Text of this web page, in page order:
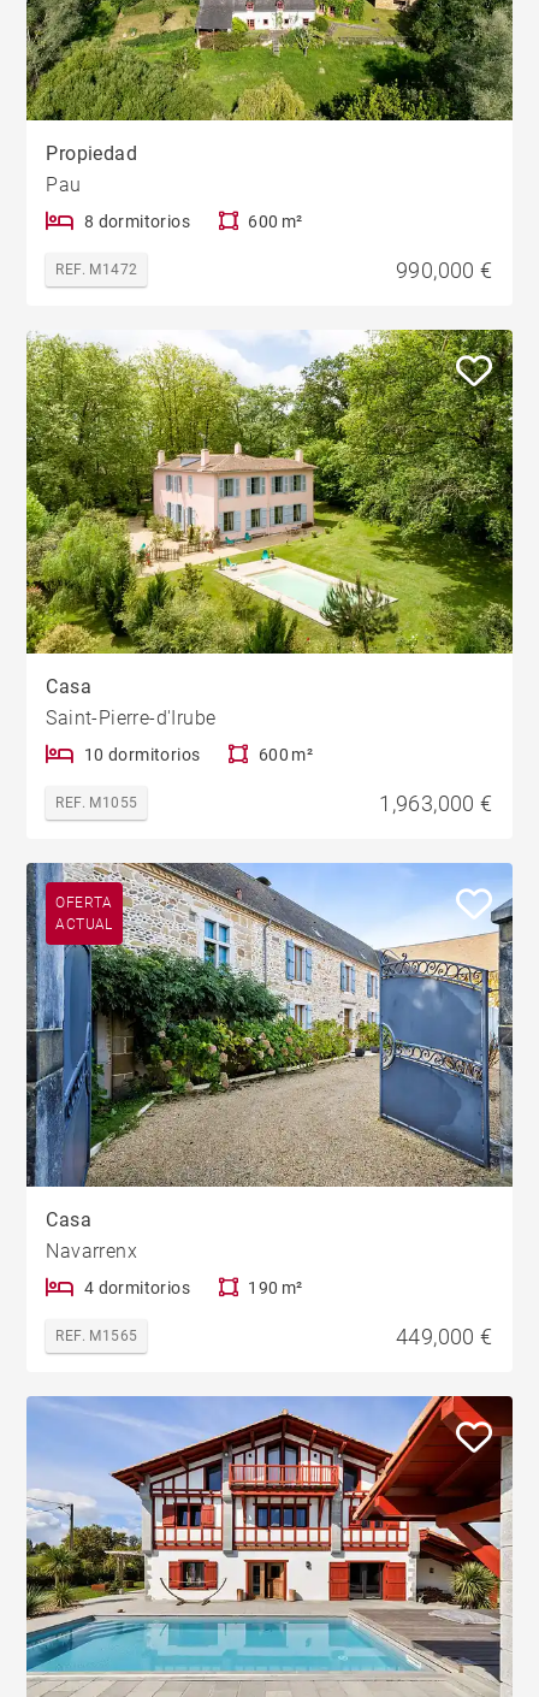
Propiedad
Pau
8 dormitorios 600 m²
REF. M1472 990,000 €
Casa
Saint-Pierre-d'Irube
10 dormitorios 600 m²
REF. M1055 1,963,000 €
OFERTA
ACTUAL
Casa
Navarrenx
4 dormitorios 190 m²
REF. M1565 449,000 €